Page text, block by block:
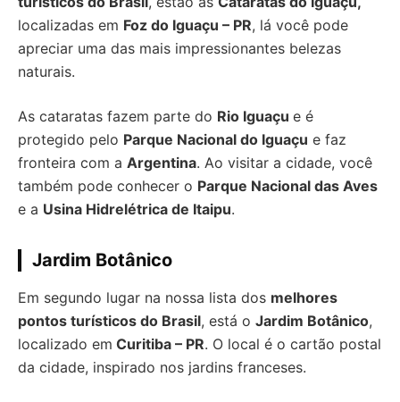
localizadas em Foz do Iguaçu – PR, lá você pode
apreciar uma das mais impressionantes belezas
naturais.
As cataratas fazem parte do Rio Iguaçu e é
protegido pelo Parque Nacional do Iguaçu e faz
fronteira com a Argentina. Ao visitar a cidade, você
também pode conhecer o Parque Nacional das Aves
e a Usina Hidrelétrica de Itaipu.
Jardim Botânico
Em segundo lugar na nossa lista dos melhores
pontos turísticos do Brasil, está o Jardim Botânico,
localizado em Curitiba – PR. O local é o cartão postal
da cidade, inspirado nos jardins franceses.